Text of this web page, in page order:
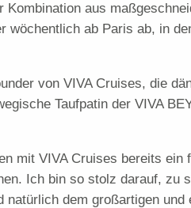
aus
wöchentlich ab Paris ab, in
von VIVA Cruises, die
Taufpatin der VIVA
mit VIVA Cruises bereits
Ich bin so stolz darauf, zu
dem großartigen und